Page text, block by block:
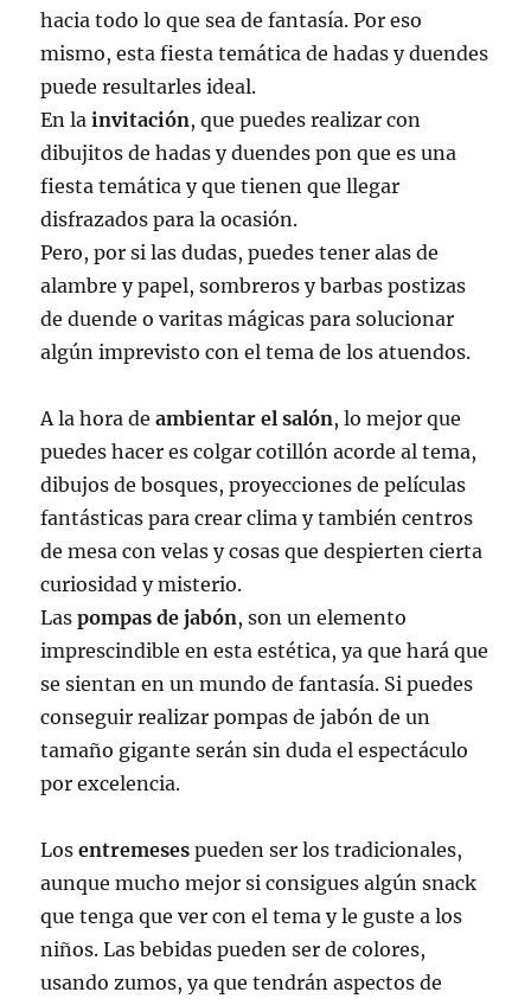
hacia todo lo que sea de fantasía. Por eso
mismo, esta fiesta temática de hadas y duendes
puede resultarles ideal.
En lainvitación, que puedes realizar con
dibujitos de hadas y duendes pon que es una
fiesta temática y que tienen que llegar
disfrazados para la ocasión.
Pero, por si las dudas, puedes tener alas de
alambre y papel, sombreros y barbas postizas
de duende o varitas mágicas para solucionar
algún imprevisto con el tema de los atuendos.
A la hora deambientar el salón, lo mejor que
puedes hacer es colgar cotillón acorde al tema,
dibujos de bosques, proyecciones de películas
fantásticas para crear clima y también centros
de mesa con velas y cosas que despierten cierta
curiosidad y misterio.
Laspompas de jabón, son un elemento
imprescindible en esta estética, ya que hará que
se sientan en un mundo de fantasía. Si puedes
conseguir realizar pompas de jabón de un
tamaño gigante serán sin duda el espectáculo
por excelencia.
Losentremeses pueden ser los tradicionales,
aunque mucho mejor si consigues algún snack
que tenga que ver con el tema y le guste a los
niños. Las bebidas pueden ser de colores,
usando zumos, ya que tendrán aspectos de